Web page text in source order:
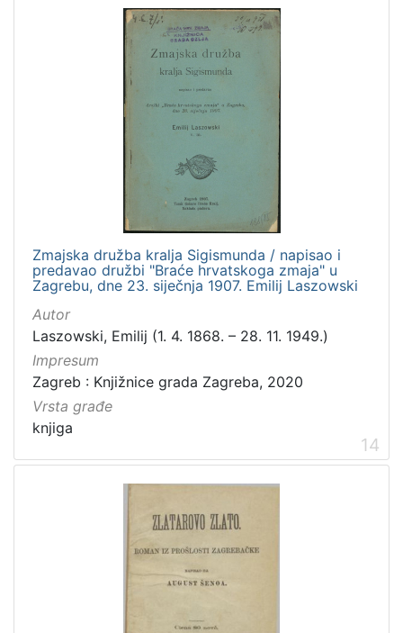
Zmajska družba kralja Sigismunda / napisao i
predavao družbi "Braće hrvatskoga zmaja" u
Zagrebu, dne 23. siječnja 1907. Emilij Laszowski
Autor
Laszowski, Emilij (1. 4. 1868. – 28. 11. 1949.)
Impresum
Zagreb : Knjižnice grada Zagreba, 2020
Vrsta građe
knjiga
14